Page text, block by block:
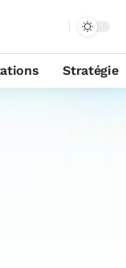
Stratégie